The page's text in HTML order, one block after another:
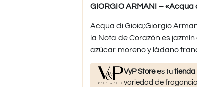
GIORGIO ARMANI – «Acqua
Acqua di Gioia;Giorgio
la Nota de Corazón es
azúcar moreno y ládano
VyP Storees tutienda
variedad de